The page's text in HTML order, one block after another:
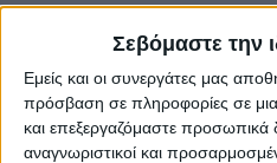
Σεβόμαστε την
Εμείς και οι συνεργάτες μας
πρόσβαση σε πληροφορίες σε
και επεξεργαζόμαστε
αναγνωριστικοί και